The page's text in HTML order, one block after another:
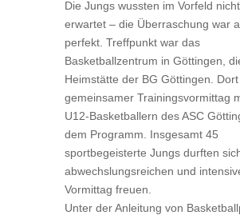
Die Jungs wussten im Vorfeld
erwartet – die Überraschung war
perfekt. Treffpunkt war das
Basketballzentrum in Göttingen,
Heimstätte der BG Göttingen.
gemeinsamer Trainingsvormittag
U12-Basketballern des ASC
dem Programm. Insgesamt 45
sportbegeisterte Jungs durften
abwechslungsreichen und
Vormittag freuen.
Unter der Anleitung von